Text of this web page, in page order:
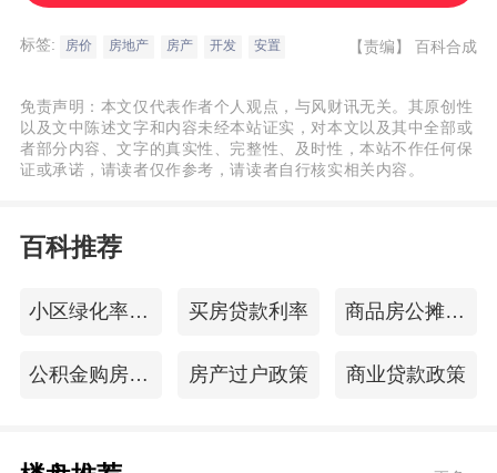
碍。如果是购买还没定位的安置房风险就更
位 置，但无法确定建好后安置房的具体结
构、朝向、小区环境等，办理过户等手续时
一份有效的具有可操作性的买卖合同就 显得
同的主要条款外，还需要对房屋的增购等费
定。一般来说购置该类房屋，可以根据《民
条件的合同来保证买卖合同的有效性，并对
标签: 房价 房地产 房产 开发 安置 【责编】 百科合成
免责声明：本文仅代表作者个人观点，与风财讯无关。其原创性
以及文中陈述文字和内容未经本站证实，对本文以及其中全部或
者部分内容、文字的真实性、完整性、及时性，本站不作任何保
证或承诺，请读者仅作参考，请读者自行核实相关内容。
百科推荐
小区绿化率标准 买房贷款利率 商品房公摊面积
公积金购房流程 房产过户政策 商业贷款政策